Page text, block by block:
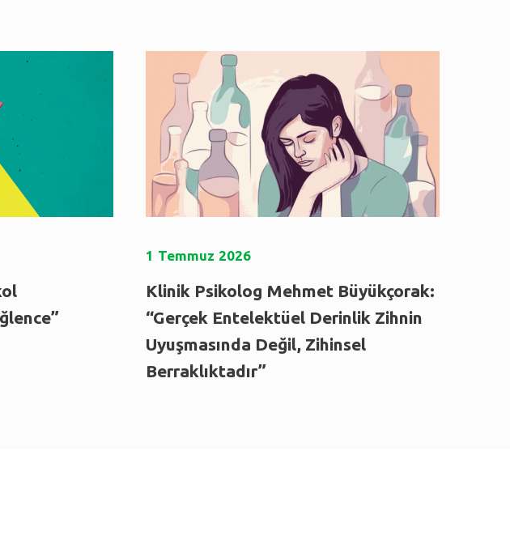
1 Temmuz 2026
Klinik Psikolog Mehmet Büyükçorak:
“Gerçek Entelektüel Derinlik Zihnin
Uyuşmasında Değil, Zihinsel
Berraklıktadır”